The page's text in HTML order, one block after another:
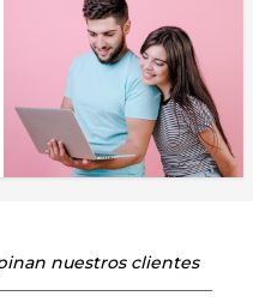
nuestros clientes